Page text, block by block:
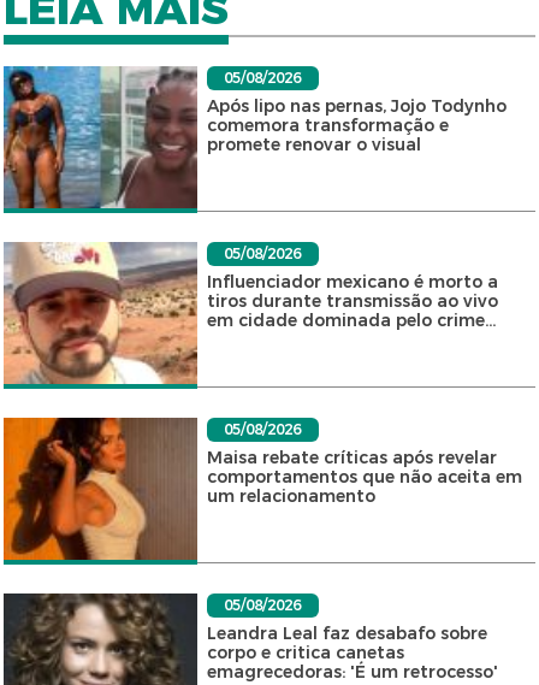
05/08/2026
Após lipo nas pernas, Jojo Todynho
comemora transformação e
promete renovar o visual
05/08/2026
Influenciador mexicano é morto a
tiros durante transmissão ao vivo
em cidade dominada pelo crime...
05/08/2026
Maisa rebate críticas após revelar
comportamentos que não aceita em
um relacionamento
05/08/2026
Leandra Leal faz desabafo sobre
corpo e critica canetas
emagrecedoras: 'É um retrocesso'